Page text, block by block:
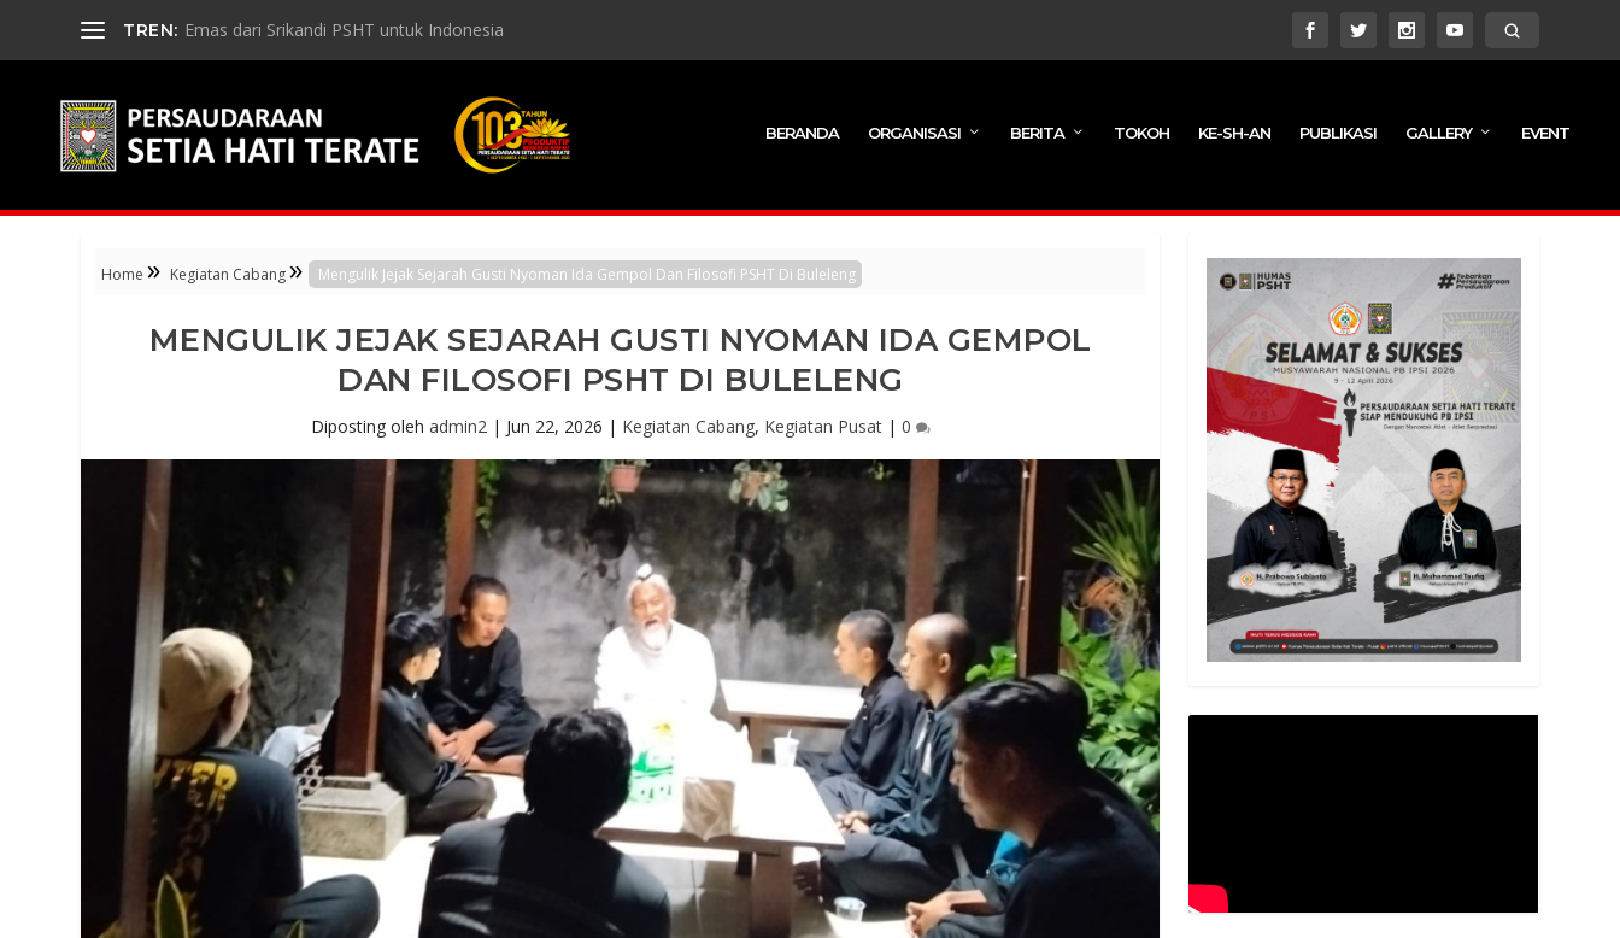
TREN: Emas dari Srikandi PSHT untuk Indonesia
BERANDA ORGANISASI BERITA TOKOH KE-SH-AN PUBLIKASI GALLERY EVENT
Home » Kegiatan Cabang» Mengulik Jejak Sejarah Gusti Nyoman Ida Gempol Dan Filosofi PSHT Di Buleleng
MENGULIK JEJAK SEJARAH GUSTI NYOMAN IDA GEMPOL
DAN FILOSOFI PSHT DI BULELENG
Diposting oleh admin2| Jun 22, 2026 | Kegiatan Cabang, Kegiatan Pusat| 0